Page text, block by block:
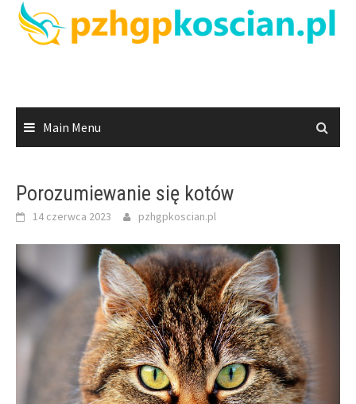
Skip
content
Main Menu
Porozumiewanie się kotów
14 czerwca 2023 pzhgpkoscian.pl